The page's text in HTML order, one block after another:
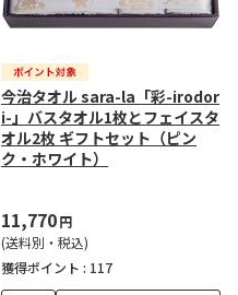
今治タオル sara-la「彩-irodor
i-」バスタオル1枚とフェイスタ
オル2枚 ギフトセット（ピン
ク・ホワイト）
11,770円
(送料別・税込)
獲得ポイント : 117